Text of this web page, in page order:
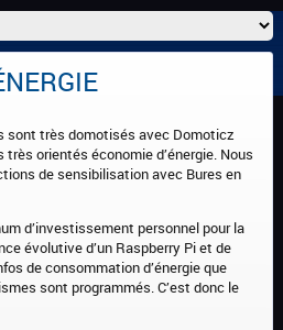
sont très domotisés avec Domoticz
orientés économie d’énergie. Nous
de sensibilisation avec Bures en
d’investissement personnel pour la
évolutive d’un Raspberry Pi et de
de consommation d’énergie que
sont programmés. C’est donc le